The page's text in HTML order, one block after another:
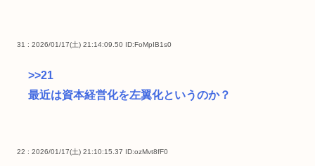
31 : 2026/01/17(土) 21:14:09.50 ID:FoMpIB1s0
>>21
最近は資本経営化を左翼化というのか？
22 : 2026/01/17(土) 21:10:15.37 ID:ozMvt8fF0